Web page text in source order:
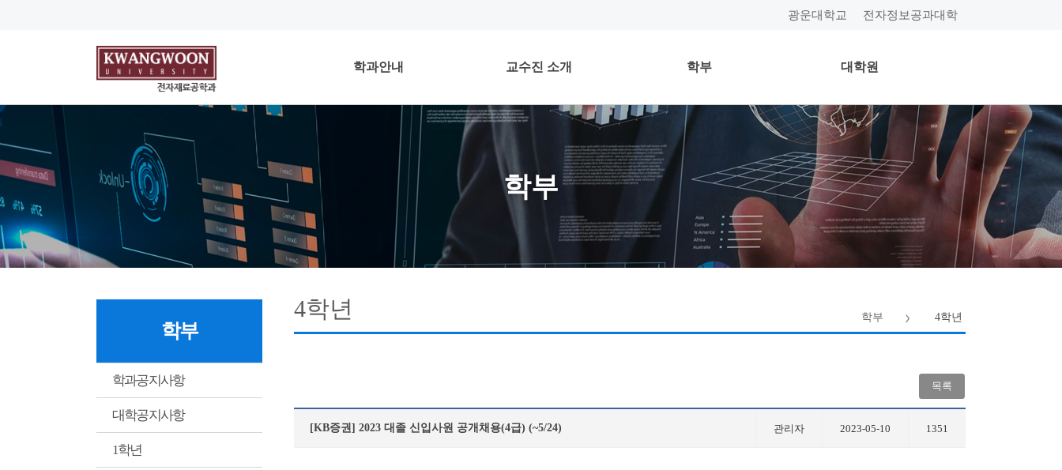
광운대학교 전자정보공과대학
학과안내 교수진 소개 학부 대학원
학부
학부
학과공지사항
대학공지사항
1학년
학부 4학년
4학년
목록
[KB증권] 2023 대졸 신입사원 공개채용(4급) (~5/24) 관리자 2023-05-10 1351